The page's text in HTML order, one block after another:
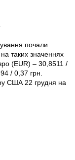
почали
таких значеннях
(EUR) – 30,8511 /
/ 0,37 грн.
США 22 грудня на